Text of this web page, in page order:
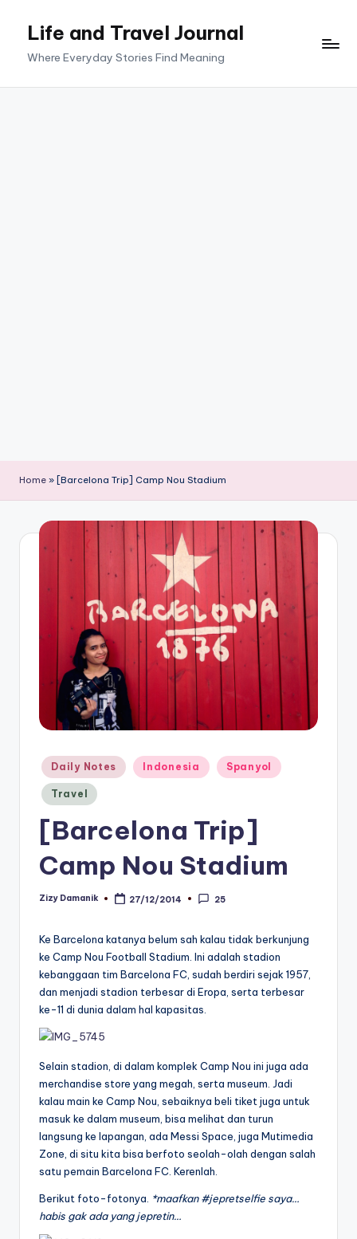
Life and Travel Journal
Where Everyday Stories Find Meaning
Home » [Barcelona Trip] Camp Nou Stadium
Posted
in
Daily Notes Indonesia Spanyol
Travel
[Barcelona Trip]
Camp Nou Stadium
Posted
Zizy Damanik 27/12/2014 25
Ke Barcelona katanya belum sah kalau tidak berkunjung
ke Camp Nou Football Stadium. Ini adalah stadion
kebanggaan tim Barcelona FC, sudah berdiri sejak 1957,
dan menjadi stadion terbesar di Eropa, serta terbesar
ke-11 di dunia dalam hal kapasitas.
Selain stadion, di dalam komplek Camp Nou ini juga ada
merchandise store yang megah, serta museum. Jadi
kalau main ke Camp Nou, sebaiknya beli tiket juga untuk
masuk ke dalam museum, bisa melihat dan turun
langsung ke lapangan, ada Messi Space, juga Mutimedia
Zone, di situ kita bisa berfoto seolah-olah dengan salah
satu pemain Barcelona FC. Kerenlah.
Berikut foto-fotonya. *maafkan #jepretselfie saya…
habis gak ada yang jepretin…